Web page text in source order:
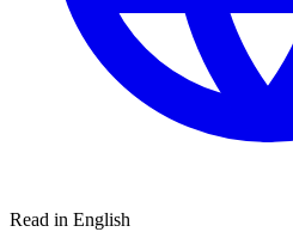
Read in English